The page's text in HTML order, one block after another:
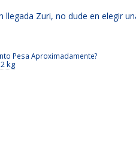
Zuri, no dude en elegir
Pesa Aproximadamente?
kg